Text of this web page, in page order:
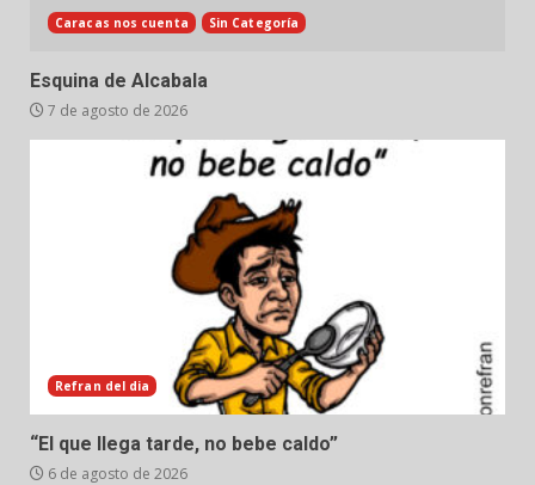
Caracas nos cuenta Sin Categoría
Esquina de Alcabala
7 de agosto de 2026
Refran del dia
“El que llega tarde, no bebe caldo”
6 de agosto de 2026